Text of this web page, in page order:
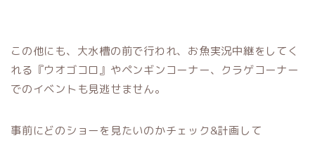
この他にも、大水槽の前で行われ、お魚実況中継をしてく
れる『ウオゴコロ』やペンギンコーナー、クラゲコーナー
でのイベントも見逃せません。
事前にどのショーを見たいのかチェック&計画して